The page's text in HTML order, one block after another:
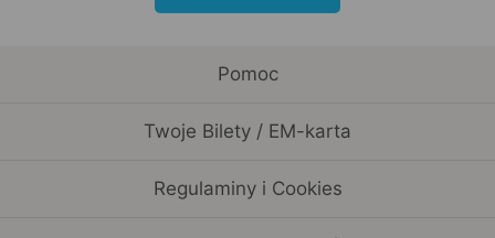
Pomoc
Twoje Bilety / EM-karta
Regulaminy i Cookies